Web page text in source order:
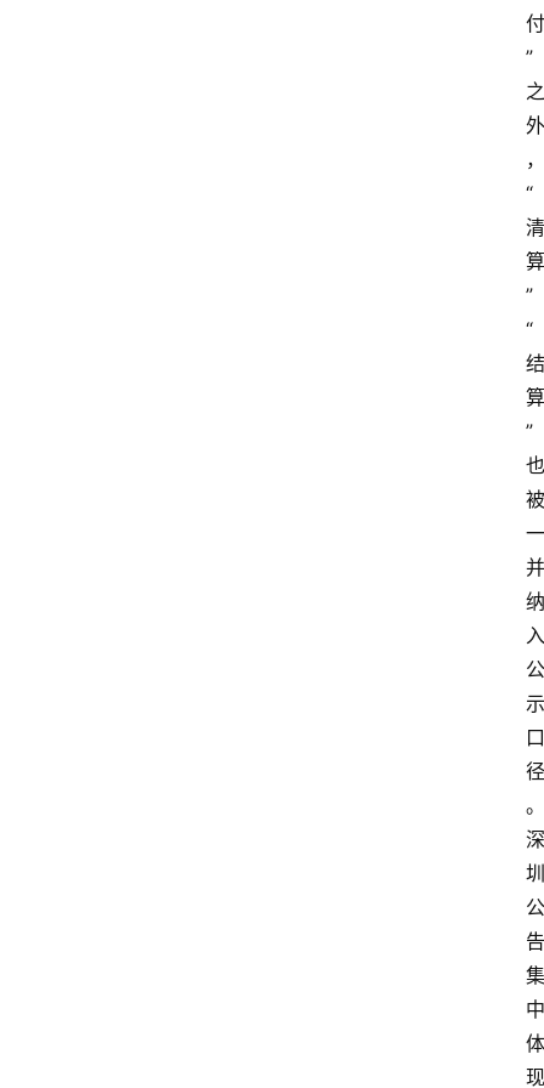
付
”
之
外
，
“
清
算
”
“
结
算
”
也
被
一
并
纳
入
公
示
口
径
。
深
圳
公
告
集
中
体
现